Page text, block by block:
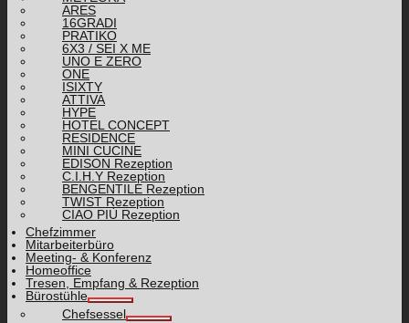
ARES
16GRADI
PRATIKO
6X3 / SEI X ME
UNO E ZERO
ONE
ISIXTY
ATTIVA
HYPE
HOTEL CONCEPT
RESIDENCE
MINI CUCINE
EDISON Rezeption
C.I.H.Y Rezeption
BENGENTILE Rezeption
TWIST Rezeption
CIAO PIÙ Rezeption
Chefzimmer
Mitarbeiterbüro
Meeting- & Konferenz
Homeoffice
Tresen, Empfang & Rezeption
Bürostühle
Chefsessel